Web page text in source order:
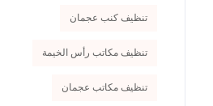
تنظيف كنب عجمان
تنظيف مكاتب رأس الخيمة
تنظيف مكاتب عجمان